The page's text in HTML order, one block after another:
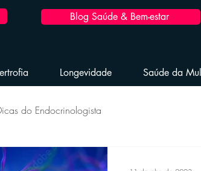
Blog Saúde & Bem-estar
Longevidade Saúde da
do Endocrinologista
Hipertrofia Saudável